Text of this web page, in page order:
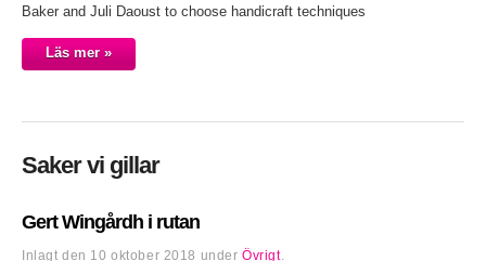
Baker and Juli Daoust to choose handicraft techniques
Läs mer »
Saker vi gillar
Gert Wingårdh i rutan
Inlagt den 10 oktober 2018 underÖvrigt.